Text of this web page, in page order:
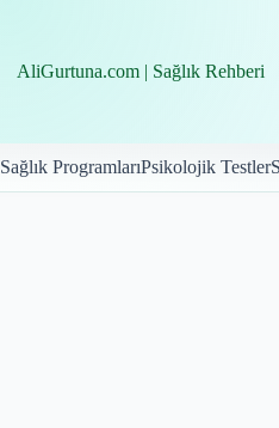
AliGurtuna.com | Sağlık Rehberi
Sağlık ProgramlarıPsikolojik Testler